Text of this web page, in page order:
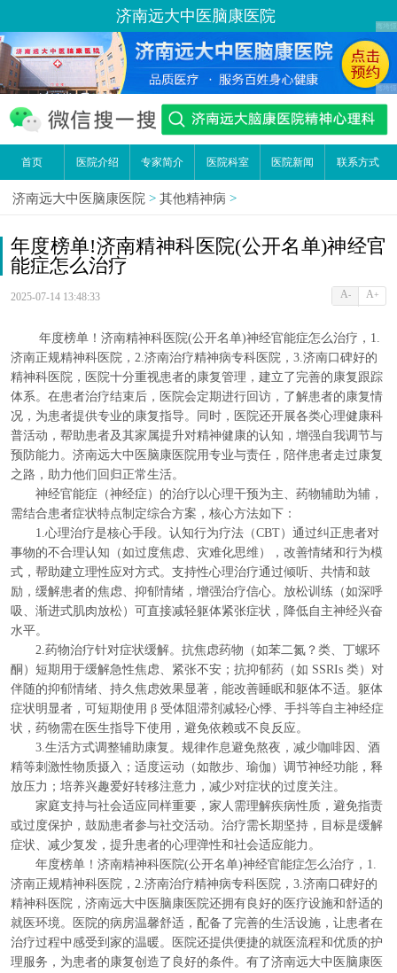
济南远大中医脑康医院
首页 医院介绍 专家简介 医院科室 医院新闻 联系方式
济南远大中医脑康医院 > 其他精神病 >
年度榜单!济南精神科医院(公开名单)神经官
能症怎么治疗
2025-07-14 13:48:33 A- A+
年度榜单！济南精神科医院(公开名单)神经官能症怎么治疗，1.
济南正规精神科医院，2.济南治疗精神病专科医院，3.济南口碑好的
精神科医院，医院十分重视患者的康复管理，建立了完善的康复跟踪
体系。在患者治疗结束后，医院会定期进行回访，了解患者的康复情
况，为患者提供专业的康复指导。同时，医院还开展各类心理健康科
普活动，帮助患者及其家属提升对精神健康的认知，增强自我调节与
预防能力。济南远大中医脑康医院用专业与责任，陪伴患者走过康复
之路，助力他们回归正常生活。
神经官能症（神经症）的治疗以心理干预为主、药物辅助为辅，
需结合患者症状特点制定综合方案，核心方法如下：
1.心理治疗是核心手段。认知行为疗法（CBT）通过纠正患者对
事物的不合理认知（如过度焦虑、灾难化思维），改善情绪和行为模
式，帮助建立理性应对方式。支持性心理治疗通过倾听、共情和鼓
励，缓解患者的焦虑、抑郁情绪，增强治疗信心。放松训练（如深呼
吸、渐进式肌肉放松）可直接减轻躯体紧张症状，降低自主神经兴奋
水平。
2.药物治疗针对症状缓解。抗焦虑药物（如苯二氮？类、丁螺环
酮）短期用于缓解急性焦虑、紧张不安；抗抑郁药（如 SSRIs 类）对
伴随的抑郁情绪、持久焦虑效果显著，能改善睡眠和躯体不适。躯体
症状明显者，可短期使用 β 受体阻滞剂减轻心悸、手抖等自主神经症
状，药物需在医生指导下使用，避免依赖或不良反应。
3.生活方式调整辅助康复。规律作息避免熬夜，减少咖啡因、酒
精等刺激性物质摄入；适度运动（如散步、瑜伽）调节神经功能，释
放压力；培养兴趣爱好转移注意力，减少对症状的过度关注。
家庭支持与社会适应同样重要，家人需理解疾病性质，避免指责
或过度保护，鼓励患者参与社交活动。治疗需长期坚持，目标是缓解
症状、减少复发，提升患者的心理弹性和社会适应能力。
年度榜单！济南精神科医院(公开名单)神经官能症怎么治疗，1.
济南正规精神科医院，2.济南治疗精神病专科医院，3.济南口碑好的
精神科医院，济南远大中医脑康医院还拥有良好的医疗设施和舒适的
就医环境。医院的病房温馨舒适，配备了完善的生活设施，让患者在
治疗过程中感受到家的温暖。医院还提供便捷的就医流程和优质的护
理服务，为患者的康复创造了良好的条件。有了济南远大中医脑康医